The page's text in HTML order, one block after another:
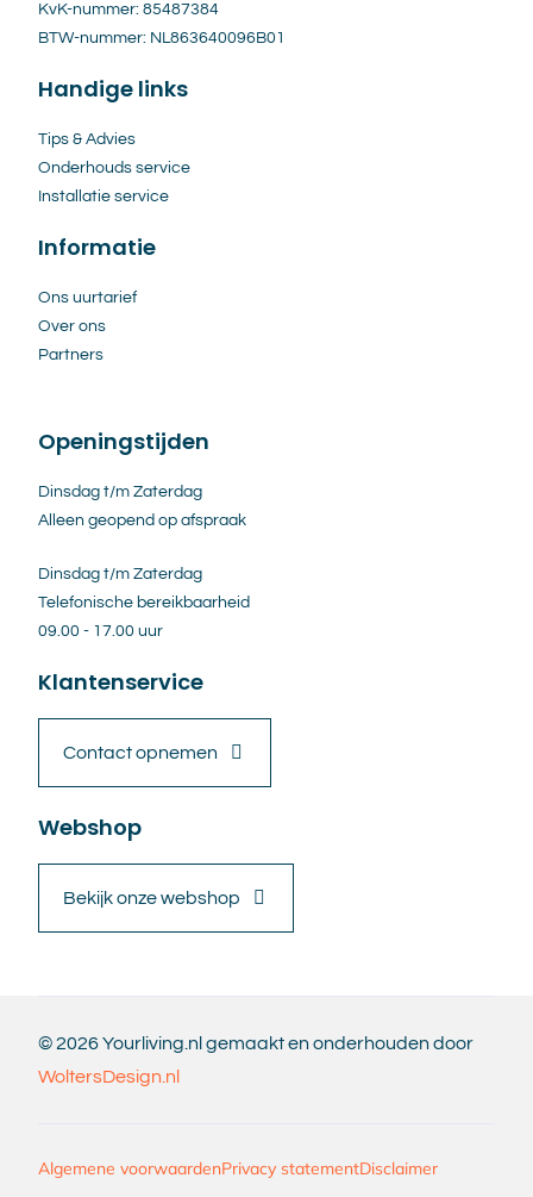
KvK-nummer: 85487384
BTW-nummer: NL863640096B01
Handige links
Tips & Advies
Onderhouds service
Installatie service
Informatie
Ons uurtarief
Over ons
Partners
Openingstijden
Dinsdag t/m Zaterdag
Alleen geopend op afspraak
Dinsdag t/m Zaterdag
Telefonische bereikbaarheid
09.00 - 17.00 uur
Klantenservice
Contact opnemen
Webshop
Bekijk onze webshop
© 2026 Yourliving.nl gemaakt en onderhouden door
WoltersDesign.nl
Algemene voorwaardenPrivacy statementDisclaimer